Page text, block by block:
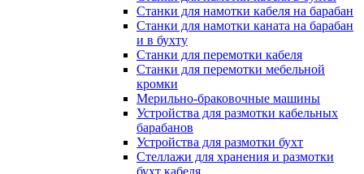
Станки для намотки кабеля на барабан
Станки для намотки каната на барабан
и в бухту
Станки для перемотки кабеля
Станки для перемотки мебельной
кромки
Мерильно-браковочные машины
Устройства для размотки кабельных
барабанов
Устройства для размотки бухт
Стеллажи для хранения и размотки
бухт кабеля